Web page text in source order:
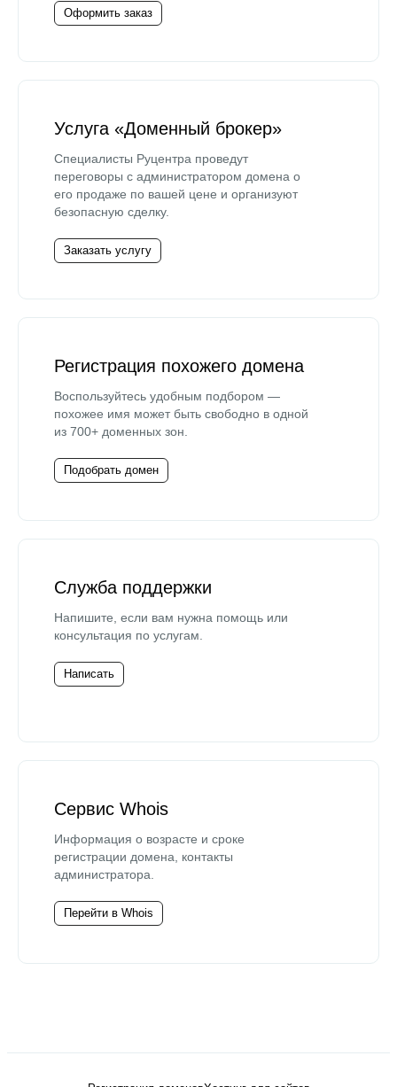
Оформить заказ
Услуга «Доменный брокер»
Специалисты Руцентра проведут
переговоры с администратором домена о
его продаже по вашей цене и организуют
безопасную сделку.
Заказать услугу
Регистрация похожего домена
Воспользуйтесь удобным подбором —
похожее имя может быть свободно в одной
из 700+ доменных зон.
Подобрать домен
Служба поддержки
Напишите, если вам нужна помощь или
консультация по услугам.
Написать
Сервис Whois
Информация о возрасте и сроке
регистрации домена, контакты
администратора.
Перейти в Whois